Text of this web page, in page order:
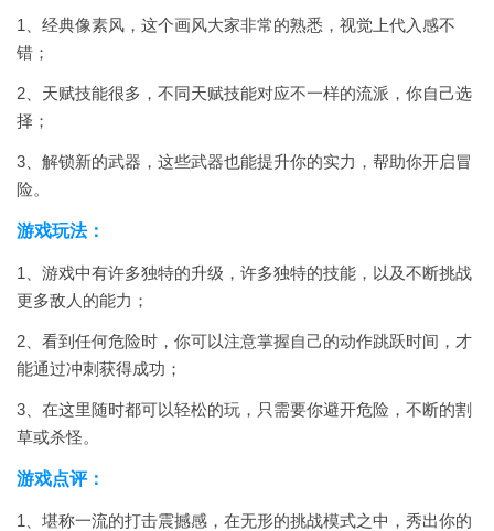
1、经典像素风，这个画风大家非常的熟悉，视觉上代入感不
错；
2、天赋技能很多，不同天赋技能对应不一样的流派，你自己选
择；
3、解锁新的武器，这些武器也能提升你的实力，帮助你开启冒
险。
游戏玩法：
1、游戏中有许多独特的升级，许多独特的技能，以及不断挑战
更多敌人的能力；
2、看到任何危险时，你可以注意掌握自己的动作跳跃时间，才
能通过冲刺获得成功；
3、在这里随时都可以轻松的玩，只需要你避开危险，不断的割
草或杀怪。
游戏点评：
1、堪称一流的打击震撼感，在无形的挑战模式之中，秀出你的